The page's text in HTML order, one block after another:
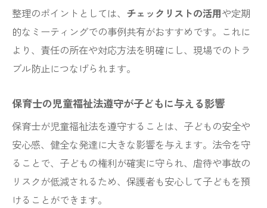
整理のポイントとしては、 チェックリストの活用や定期
的なミーティングでの事例共有がおすすめです。これに
より、責任の所在や対応方法を明確にし、現場でのトラ
ブル防止につなげられます。
保育士の児童福祉法遵守が子どもに与える影響
保育士が児童福祉法を遵守することは、子どもの安全や
安心感、健全な発達に大きな影響を与えます。法令を守
ることで、子どもの権利が確実に守られ、虐待や事故の
リスクが低減されるため、保護者も安心して子どもを預
けることができます。